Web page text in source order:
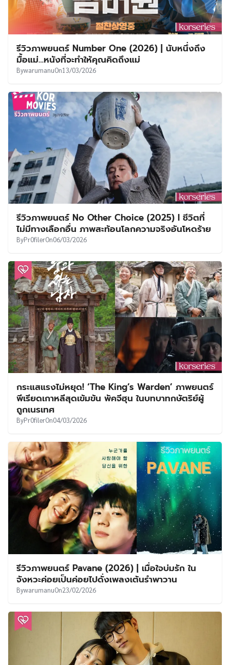
รีวิวภาพยนตร์ Number One (2026) | นับหนึ่งถึง
มื้อแม่…หนังที่จะทำให้คุณคิดถึงแม่
BywarumanuOn13/03/2026
รีวิวภาพยนตร์ No Other Choice (2025) l ชีวิตที่
ไม่มีทางเลือกอื่น ภาพสะท้อนโลกความจริงอันโหดร้าย
ByPr0filerOn06/03/2026
กระแสแรงไม่หยุด! ‘The King’s Warden’ ภาพยนตร์
พีเรียดเกาหลีสุดเข้มข้น พัคจีฮุน ในบทบาทกษัตริย์ผู้
ถูกเนรเทศ
ByPr0filerOn04/03/2026
รีวิวภาพยนตร์ Pavane (2026) | เมื่อใจบ่มรัก ใน
จังหวะค่อยเป็นค่อยไปดั่งเพลงเต้นรำพาวาน
BywarumanuOn23/02/2026